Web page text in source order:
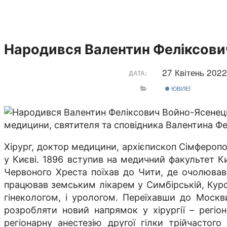
Народився Валентин
ДАТА: 27 Квітень
ЮВІЛЕЇ
медицини, святителя та сповідника Валентина
Хірург, доктор медицини, архієпископ
у Києві. 1896 вступив на медичний факультет
Червоного Хреста поїхав до Чити, де очолював
працював земським лікарем у Симбірській,
гінекологом, і урологом. Переїхавши до
розробляти новий напрямок у хірургії –
регіонарну анестезію другої гілки